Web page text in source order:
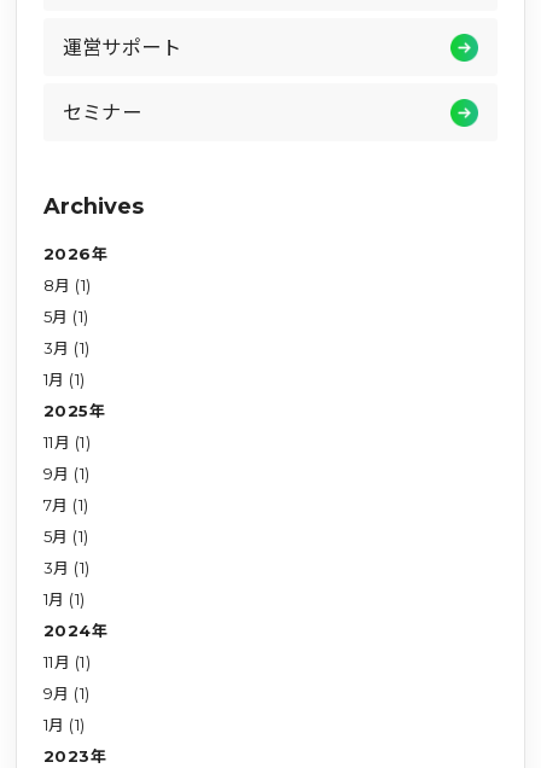
運営サポート
セミナー
Archives
2026年
8月 (1)
5月 (1)
3月 (1)
1月 (1)
2025年
11月 (1)
9月 (1)
7月 (1)
5月 (1)
3月 (1)
1月 (1)
2024年
11月 (1)
9月 (1)
1月 (1)
2023年